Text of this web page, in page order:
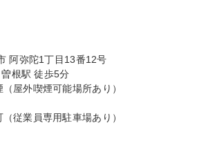
阿弥陀1丁目13番12号
根駅 徒歩5分
屋外喫煙可能場所あり）
従業員専用駐車場あり）